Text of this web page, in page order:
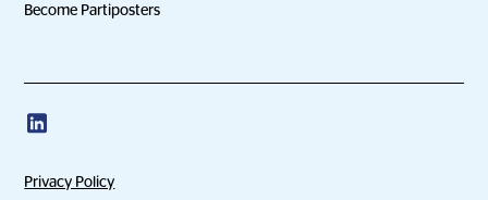
Become Partiposters
Privacy Policy